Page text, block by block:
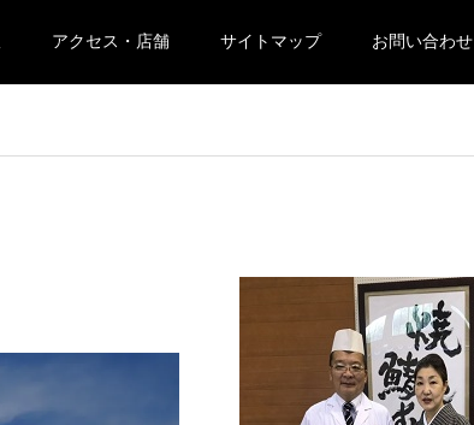
アクセス・店舗 サイトマップ お問い合わせ